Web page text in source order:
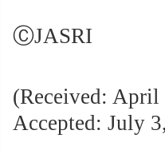
ⒸJASRI
(Received:
Accepted: July